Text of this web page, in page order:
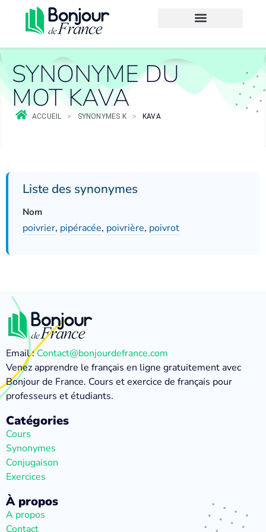
SYNONYME DU
MOT KAVA
ACCUEIL > SYNONYMES K > KAVA
Liste des synonymes
Nom
poivrier, pipéracée, poivrière, poivrot
Email :Contact@bonjourdefrance.com
Venez apprendre le français en ligne gratuitement avec
Bonjour de France. Cours et exercice de français pour
professeurs et étudiants.
Catégories
Cours
Synonymes
Conjugaison
Exercices
À propos
A propos
Contact